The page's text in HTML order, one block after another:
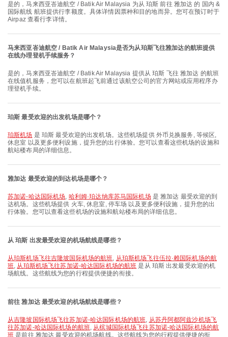
是的，马来西亚峇迪航空 / Batik Air Malaysia 为从 珀斯 前往 雅加达 的 国内 &
国际航线 航班提供行李额度。具体详情因票种和目的地而异。您可在预订时于
Airpaz 查看行李详情。
马来西亚峇迪航空 / Batik Air Malaysia是否为从珀斯飞往雅加达的航班提供
在线办理登机手续服务？
是的，马来西亚峇迪航空 / Batik Air Malaysia 提供从 珀斯 飞往 雅加达 的航班
在线值机服务，您可以在航班起飞前通过该航空公司的官方网站或应用程序办
理登机手续。
珀斯 最受欢迎的出发机场是哪个？
珀斯机场 是 珀斯 最受欢迎的出发机场。这些机场提供 外币兑换服务, 等候区,
休息室 以及更多便利设施，提升您的出行体验。您可以查看这些机场的设施和
航站楼布局的详细信息。
雅加达 最受欢迎的到达机场是哪个？
苏加诺-哈达国际机场, 哈利姆·珀达纳库苏马国际机场是 雅加达 最受欢迎的到
达机场。这些机场提供 火车, 休息室, 停车场 以及更多便利设施，提升您的出
行体验。您可以查看这些机场的设施和航站楼布局的详细信息。
从 珀斯 出发最受欢迎的机场航线是哪些？
从珀斯机场飞往吉隆坡国际机场的航班, 从珀斯机场飞往伍拉·赖国际机场的航
班, 从珀斯机场飞往苏加诺-哈达国际机场的航班 是从 珀斯 出发最受欢迎的机
场航线。这些航线为您的行程提供便捷的衔接。
前往 雅加达 最受欢迎的机场航线是哪些？
从吉隆坡国际机场飞往苏加诺-哈达国际机场的航班, 从苏丹阿都阿兹沙机场飞
往苏加诺-哈达国际机场的航班, 从槟城国际机场飞往苏加诺-哈达国际机场的航
班 是前往 雅加达 最受欢迎的机场航线。这些航线为您的行程提供便捷的衔